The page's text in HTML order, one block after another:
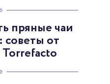
пряные чаи
советы от